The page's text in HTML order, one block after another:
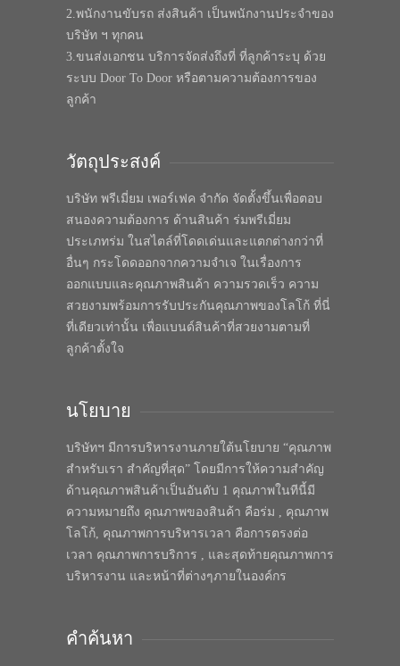
2.พนักงานขับรถ ส่งสินค้า เป็นพนักงานประจำของ
บริษัท ฯ ทุกคน
3.ขนส่งเอกชน บริการจัดส่งถึงที่ ที่ลูกค้าระบุ ด้วย
ระบบ Door To Door หรือตามความต้องการของ
ลูกค้า
วัตถุประสงค์
บริษัท พรีเมี่ยม เพอร์เฟค จำกัด จัดตั้งขึ้นเพื่อตอบ
สนองความต้องการ ด้านสินค้า ร่มพรีเมี่ยม
ประเภทร่ม ในสไตล์ที่โดดเด่นและแตกต่างกว่าที่
อื่นๆ กระโดดออกจากความจำเจ ในเรื่องการ
ออกแบบและคุณภาพสินค้า ความรวดเร็ว ความ
สวยงามพร้อมการรับประกันคุณภาพของโลโก้ ที่นี่
ที่เดียวเท่านั้น เพื่อแบนด์สินค้าที่สวยงามตามที่
ลูกค้าตั้งใจ
นโยบาย
บริษัทฯ มีการบริหารงานภายใต้นโยบาย “คุณภาพ
สำหรับเรา สำคัญที่สุด” โดยมีการให้ความสำคัญ
ด้านคุณภาพสินค้าเป็นอันดับ 1 คุณภาพในทีนี้มี
ความหมายถึง คุณภาพของสินค้า คือร่ม , คุณภาพ
โลโก้, คุณภาพการบริหารเวลา คือการตรงต่อ
เวลา คุณภาพการบริการ , และสุดท้ายคุณภาพการ
บริหารงาน และหน้าที่ต่างๆภายในองค์กร
คำค้นหา